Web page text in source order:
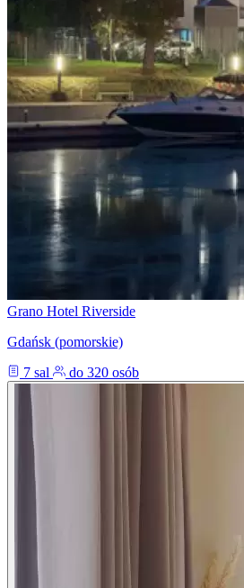
Grano Hotel Riverside
Gdańsk (pomorskie)
7 sal
do 320 osób